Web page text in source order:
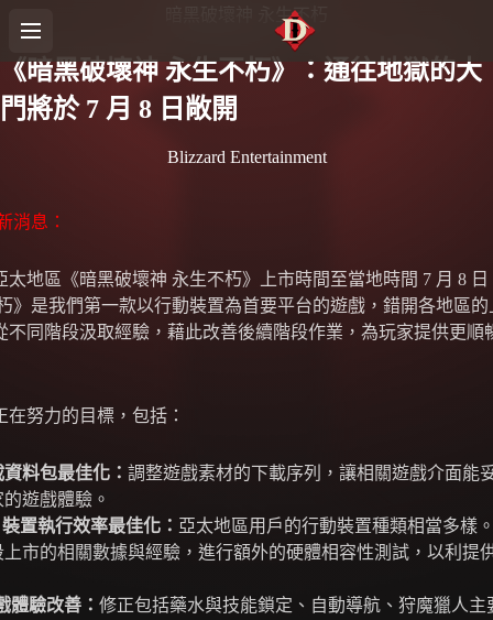
暗黑破壞神 永生不朽
《暗黑破壞神 永生不朽》：通往地獄的大
門將於 7 月 8 日敞開
Blizzard Entertainment
消息：
太地區《暗黑破壞神 永生不朽》上市時間至當地時間 7 月 8
》是我們第一款以行動裝置為首要平台的遊戲，錯開各地區
不同階段汲取經驗，藉此改善後續階段作業，為玩家提供更順
在努力的目標，包括：
料包最佳化： 調整遊戲素材的下載序列，讓相關遊戲介面能
遊戲體驗。
置執行效率最佳化： 亞太地區用戶的行動裝置種類相當多樣
上市的相關數據與經驗，進行額外的硬體相容性測試，以利提
體驗改善： 修正包括藥水與技能鎖定、自動導航、狩魔獵人主